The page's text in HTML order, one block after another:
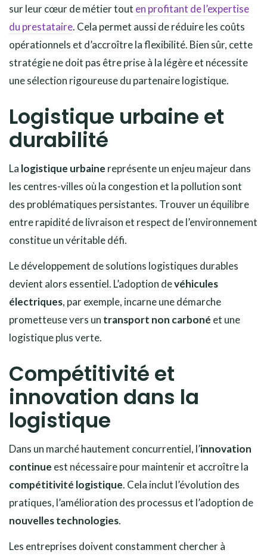
sur leur cœur de métier tout en profitant de l’expertise
du prestataire. Cela permet aussi de réduire les coûts
opérationnels et d’accroître la flexibilité. Bien sûr, cette
stratégie ne doit pas être prise à la légère et nécessite
une sélection rigoureuse du partenaire logistique.
Logistique urbaine et
durabilité
La logistique urbaine représente un enjeu majeur dans
les centres-villes où la congestion et la pollution sont
des problématiques persistantes. Trouver un équilibre
entre rapidité de livraison et respect de l’environnement
constitue un véritable défi.
Le développement de solutions logistiques durables
devient alors essentiel. L’adoption devéhicules
électriques, par exemple, incarne une démarche
prometteuse vers un transport non carboné et une
logistique plus verte.
Compétitivité et
innovation dans la
logistique
Dans un marché hautement concurrentiel, l’innovation
continue est nécessaire pour maintenir et accroître la
compétitivité logistique. Cela inclut l’évolution des
pratiques, l’amélioration des processus et l’adoption de
nouvelles technologies.
Les entreprises doivent constamment chercher à